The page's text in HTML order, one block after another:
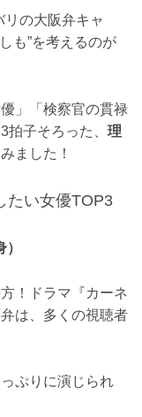
リの大阪弁キャ
も”を考えるのが
」「検察官の貫禄
子そろった、 理
ました！
たい女優TOP3
！ドラマ『カーネ
は、多くの視聴者
ぷりに演じられ